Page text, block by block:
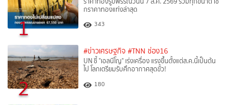
1
กราคาทองแท่งล่าสุด
343
2
#ข่าวเศรษฐกิจ #TNN ช่อง16
UN ชี้ "เอลนีโญ" เร่งเครื่อง แรงขึ้นตั้งแต่ส.ค.นี้เป็นต้น
ไป โลกเตรียมรับศึกอากาศสุดขั้ว!
180